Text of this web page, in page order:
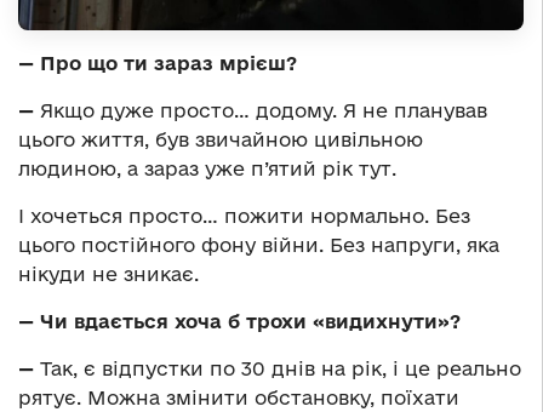
— Про що ти зараз мрієш?
— Якщо дуже просто… додому. Я не планував
цього життя, був звичайною цивільною
людиною, а зараз уже п’ятий рік тут.
І хочеться просто… пожити нормально. Без
цього постійного фону війни. Без напруги, яка
нікуди не зникає.
— Чи вдається хоча б трохи «видихнути»?
— Так, є відпустки по 30 днів на рік, і це реально
рятує. Можна змінити обстановку, поїхати